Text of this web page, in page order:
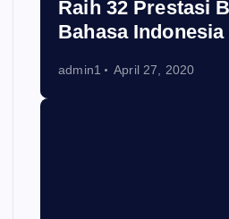
Raih 32 Prestasi
Bahasa Indonesia
admin1 April 27, 2020